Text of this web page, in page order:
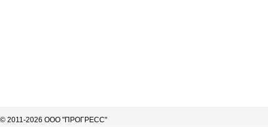
© 2011-2026 ООО "ПРОГРЕСС"